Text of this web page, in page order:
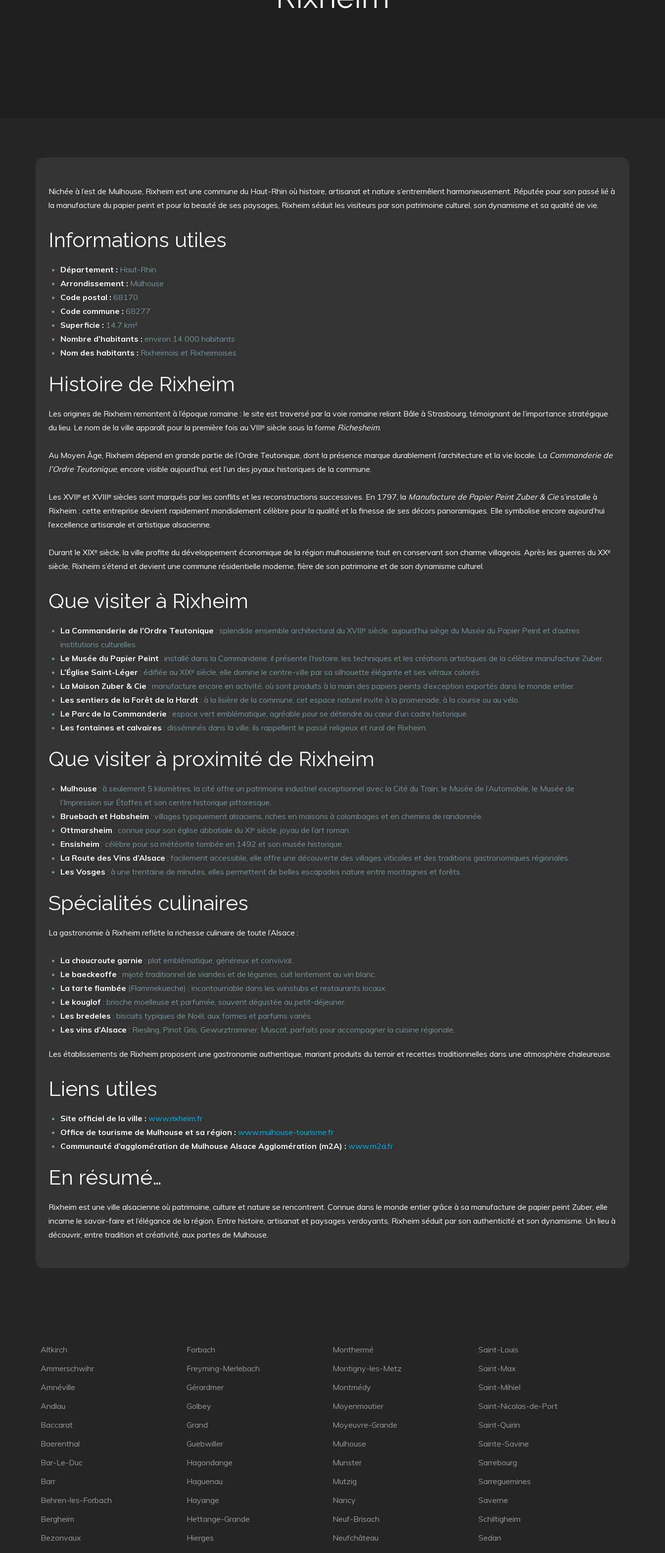
Nichée à l’est de Mulhouse, Rixheim est une commune du Haut-Rhin où histoire, artisanat et nature s’entremêlent harmonieusement. Réputée pour son passé lié à
la manufacture du papier peint et pour la beauté de ses paysages, Rixheim séduit les visiteurs par son patrimoine culturel, son dynamisme et sa qualité de vie.
Informations utiles
Département : Haut-Rhin
Arrondissement : Mulhouse
Code postal : 68170
Code commune : 68277
Superficie : 14,7 km²
Nombre d’habitants : environ 14 000 habitants
Nom des habitants : Rixheimois et Rixheimoises
Histoire de Rixheim
Les origines de Rixheim remontent à l’époque romaine : le site est traversé par la voie romaine reliant Bâle à Strasbourg, témoignant de l’importance stratégique
du lieu. Le nom de la ville apparaît pour la première fois au VIIIᵉ siècle sous la forme Richesheim.
Au Moyen Âge, Rixheim dépend en grande partie de l’Ordre Teutonique, dont la présence marque durablement l’architecture et la vie locale. La Commanderie de
l’Ordre Teutonique, encore visible aujourd’hui, est l’un des joyaux historiques de la commune.
Les XVIIᵉ et XVIIIᵉ siècles sont marqués par les conflits et les reconstructions successives. En 1797, la Manufacture de Papier Peint Zuber & Cies’installe à
Rixheim : cette entreprise devient rapidement mondialement célèbre pour la qualité et la finesse de ses décors panoramiques. Elle symbolise encore aujourd’hui
l’excellence artisanale et artistique alsacienne.
Durant le XIXᵉ siècle, la ville profite du développement économique de la région mulhousienne tout en conservant son charme villageois. Après les guerres du XXᵉ
siècle, Rixheim s’étend et devient une commune résidentielle moderne, fière de son patrimoine et de son dynamisme culturel.
Que visiter à Rixheim
La Commanderie de l’Ordre Teutonique : splendide ensemble architectural du XVIIIᵉ siècle, aujourd’hui siège du Musée du Papier Peint et d’autres
institutions culturelles.
Le Musée du Papier Peint : installé dans la Commanderie, il présente l’histoire, les techniques et les créations artistiques de la célèbre manufacture Zuber.
L’Église Saint-Léger : édifiée au XIXᵉ siècle, elle domine le centre-ville par sa silhouette élégante et ses vitraux colorés.
La Maison Zuber & Cie : manufacture encore en activité, où sont produits à la main des papiers peints d’exception exportés dans le monde entier.
Les sentiers de la Forêt de la Hardt : à la lisière de la commune, cet espace naturel invite à la promenade, à la course ou au vélo.
Le Parc de la Commanderie : espace vert emblématique, agréable pour se détendre au cœur d’un cadre historique.
Les fontaines et calvaires : disséminés dans la ville, ils rappellent le passé religieux et rural de Rixheim.
Que visiter à proximité de Rixheim
Mulhouse : à seulement 5 kilomètres, la cité offre un patrimoine industriel exceptionnel avec la Cité du Train, le Musée de l’Automobile, le Musée de
l’Impression sur Étoffes et son centre historique pittoresque.
Bruebach et Habsheim : villages typiquement alsaciens, riches en maisons à colombages et en chemins de randonnée.
Ottmarsheim : connue pour son église abbatiale du XIᵉ siècle, joyau de l’art roman.
Ensisheim : célèbre pour sa météorite tombée en 1492 et son musée historique.
La Route des Vins d’Alsace : facilement accessible, elle offre une découverte des villages viticoles et des traditions gastronomiques régionales.
Les Vosges : à une trentaine de minutes, elles permettent de belles escapades nature entre montagnes et forêts.
Spécialités culinaires
La gastronomie à Rixheim reflète la richesse culinaire de toute l’Alsace :
La choucroute garnie : plat emblématique, généreux et convivial.
Le baeckeoffe : mijoté traditionnel de viandes et de légumes, cuit lentement au vin blanc.
La tarte flambée (Flammekueche) : incontournable dans les winstubs et restaurants locaux.
Le kouglof : brioche moelleuse et parfumée, souvent dégustée au petit-déjeuner.
Les bredeles : biscuits typiques de Noël, aux formes et parfums variés.
Les vins d’Alsace : Riesling, Pinot Gris, Gewurztraminer, Muscat, parfaits pour accompagner la cuisine régionale.
Les établissements de Rixheim proposent une gastronomie authentique, mariant produits du terroir et recettes traditionnelles dans une atmosphère chaleureuse.
Liens utiles
Site officiel de la ville : www.rixheim.fr
Office de tourisme de Mulhouse et sa région : www.mulhouse-tourisme.fr
Communauté d’agglomération de Mulhouse Alsace Agglomération (m2A) : www.m2a.fr
En résumé…
Rixheim est une ville alsacienne où patrimoine, culture et nature se rencontrent. Connue dans le monde entier grâce à sa manufacture de papier peint Zuber, elle
incarne le savoir-faire et l’élégance de la région. Entre histoire, artisanat et paysages verdoyants, Rixheim séduit par son authenticité et son dynamisme. Un lieu à
découvrir, entre tradition et créativité, aux portes de Mulhouse.
Altkirch
Ammerschwihr
Amnéville
Andlau
Baccarat
Baerenthal
Bar-Le-Duc
Barr
Behren-les-Forbach
Bergheim
Bezonvaux
Forbach
Freyming-Merlebach
Gérardmer
Golbey
Grand
Guebwiller
Hagondange
Haguenau
Hayange
Hettange-Grande
Hierges
Monthermé
Montigny-les-Metz
Montmédy
Moyenmoutier
Moyeuvre-Grande
Mulhouse
Munster
Mutzig
Nancy
Neuf-Brisach
Neufchâteau
Saint-Louis
Saint-Max
Saint-Mihiel
Saint-Nicolas-de-Port
Saint-Quirin
Sainte-Savine
Sarrebourg
Sarreguemines
Saverne
Schiltigheim
Sedan